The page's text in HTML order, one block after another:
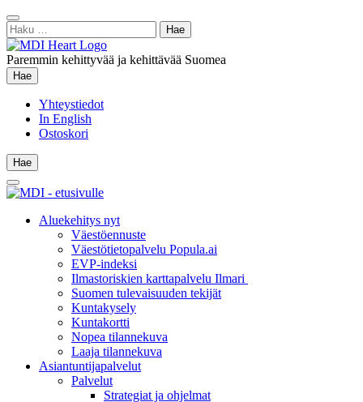
Siirry
sisältöön
Sulje
hae
Haku:
Paremmin kehittyvää ja kehittävää Suomea
Hae
Hae
Yhteystiedot
In English
Ostoskori
Hae
Hae
Main
Menu
Aluekehitys nyt
Väestöennuste
Väestötietopalvelu Popula.ai
EVP-indeksi
Ilmastoriskien karttapalvelu Ilmari
Suomen tulevaisuuden tekijät
Kuntakysely
Kuntakortti
Nopea tilannekuva
Laaja tilannekuva
Asiantuntijapalvelut
Palvelut
Strategiat ja ohjelmat